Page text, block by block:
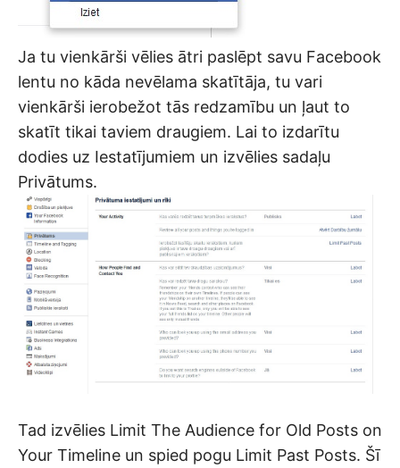
Ja tu vienkārši vēlies ātri paslēpt savu Facebook
lentu no kāda nevēlama skatītāja, tu vari
vienkārši ierobežot tās redzamību un ļaut to
skatīt tikai taviem draugiem. Lai to izdarītu
dodies uz Iestatījumiem un izvēlies sadaļu
Privātums.
Tad izvēlies Limit The Audience for Old Posts on
Your Timeline un spied pogu Limit Past Posts. Šī